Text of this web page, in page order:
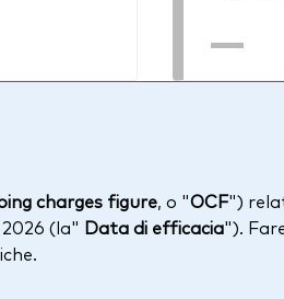
—
charges figure, o "OCF")
(la" Data di efficacia").